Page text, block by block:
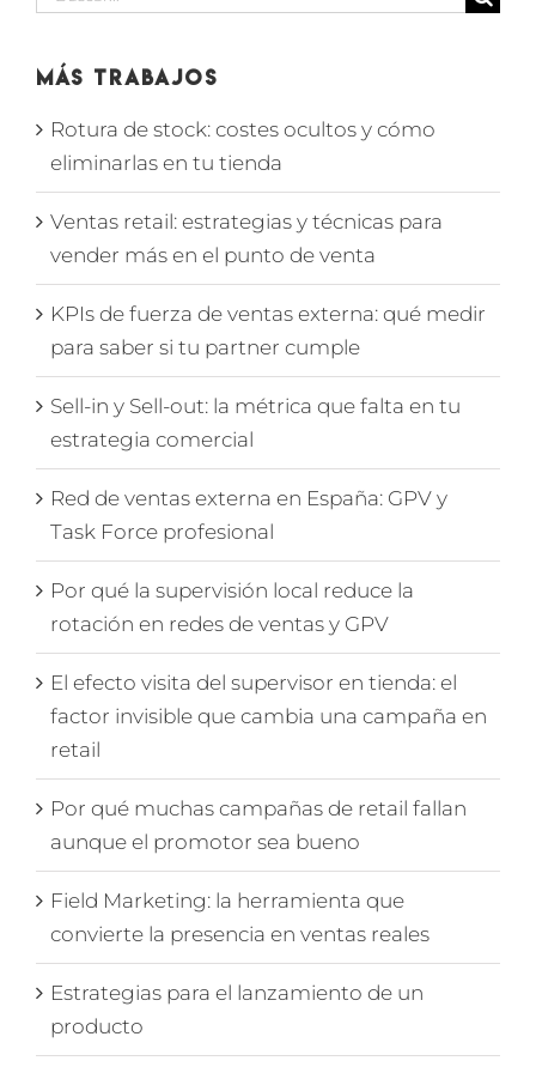
Más Trabajos
Rotura de stock: costes ocultos y cómo
eliminarlas en tu tienda
Ventas retail: estrategias y técnicas para
vender más en el punto de venta
KPIs de fuerza de ventas externa: qué medir
para saber si tu partner cumple
Sell-in y Sell-out: la métrica que falta en tu
estrategia comercial
Red de ventas externa en España: GPV y
Task Force profesional
Por qué la supervisión local reduce la
rotación en redes de ventas y GPV
El efecto visita del supervisor en tienda: el
factor invisible que cambia una campaña en
retail
Por qué muchas campañas de retail fallan
aunque el promotor sea bueno
Field Marketing: la herramienta que
convierte la presencia en ventas reales
Estrategias para el lanzamiento de un
producto